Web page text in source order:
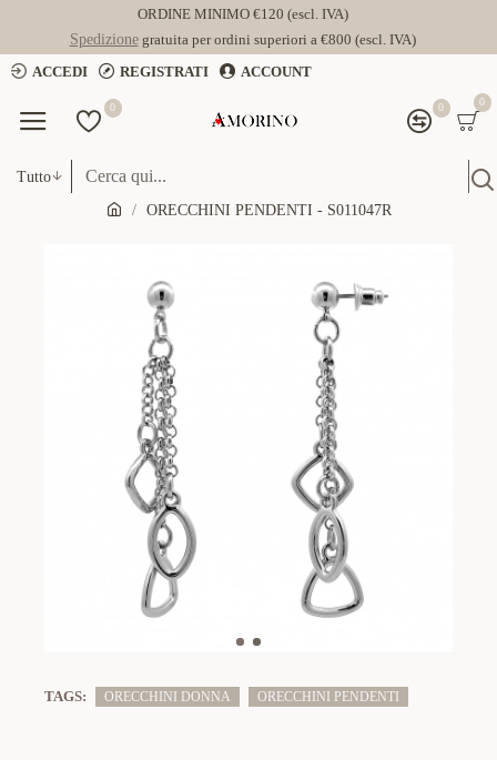
ORDINE MINIMO €120 (escl. IVA)
Spedizionegratuita per ordini superiori a €800 (escl. IVA)
ACCEDI
REGISTRATI ACCOUNT
0 0 0
Tutto
ORECCHINI PENDENTI - S011047R
TAGS: ORECCHINI DONNA ORECCHINI PENDENTI